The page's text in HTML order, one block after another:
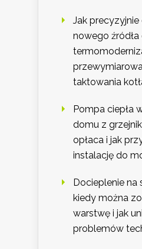
Jak
nowego źródła
taktowania
Pompa ciepła
domu z
opłaca i jak
instalację do
Docieplenie na
kiedy można
warstwę i jak
problemów